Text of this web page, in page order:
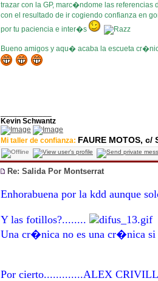
trazar con la GP, marc�ndome las
con el resultado de ir cogiendo confianza en
por tu paciencia e inter�s
Bueno amigos y aqu� acaba la escueta
Kevin Schwantz
Mi taller de confianza: FAURE MOTOS,
Re: Salida Por Montserrat
Enhorabuena por la kdd aunque
Y las fotillos?........
Una cr�nica no es una cr�nica
Por cierto.............ALEX